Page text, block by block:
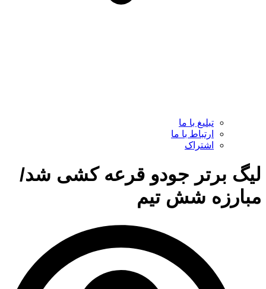
تبلیغ با ما
ارتباط با ما
اشتراک
لیگ برتر جودو قرعه کشی شد/
مبارزه شش تیم